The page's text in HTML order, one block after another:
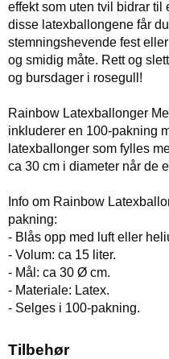
effekt som uten tvil bidrar til
disse latexballongene får
stemningshevende fest
og smidig måte. Rett og
og bursdager i rosegull!
Rainbow Latexballonger
inkluderer en 100-pakning
latexballonger som fylles
ca 30 cm i diameter når de
Info om Rainbow
pakning:
- Blås opp med luft eller
- Volum: ca 15 liter.
- Mål: ca 30 Ø cm.
- Materiale: Latex.
- Selges i 100-pakning.
Tilbehør